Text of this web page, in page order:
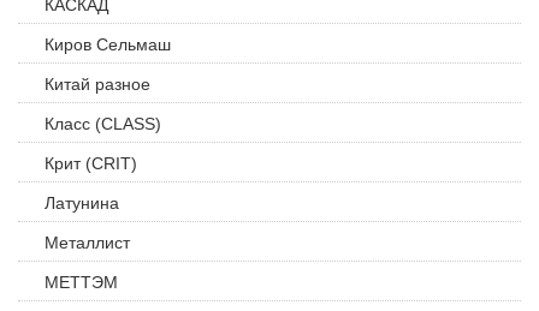
КАСКАД
Киров Сельмаш
Китай разное
Класс (CLASS)
Крит (CRIT)
Латунина
Металлист
МЕТТЭМ